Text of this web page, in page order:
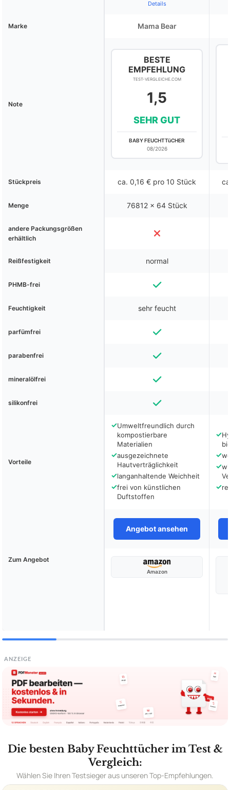
Details
Marke Mama Bear
Note
BESTE
EMPFEHLUNG
TEST-VERGLEICHE.COM
1,5
SEHR GUT
BABY FEUCHTTüCHER
08/2026
Stückpreis ca. 0,16 € pro 10 Stück
Menge 76812 x 64 Stück
andere Packungsgrößen
erhältlich
Reißfestigkeit normal
PHMB-frei
Feuchtigkeit sehr feucht
parfümfrei
parabenfrei
mineralölfrei
silikonfrei
Vorteile
✓Umweltfreundlich durch
kompostierbare
Materialien
✓ausgezeichnete
Hautverträglichkeit
✓langanhaltende Weichheit
✓frei von künstlichen
Duftstoffen
✓
✓
✓
✓
Angebot ansehen
Zum Angebot
Amazon
ANZEIGE
Die besten Baby Feuchttücher im Test &
Vergleich:
Wählen Sie Ihren Testsieger aus unseren Top-Empfehlungen.